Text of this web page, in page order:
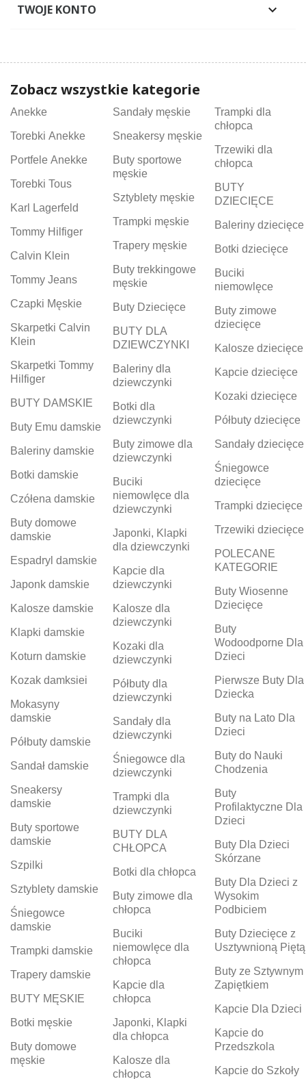
TWOJE KONTO 
Zobacz wszystkie kategorie
Anekke
Torebki Anekke
Portfele Anekke
Torebki Tous
Karl Lagerfeld
Tommy Hilfiger
Calvin Klein
Tommy Jeans
Czapki Męskie
Skarpetki Calvin
Klein
Skarpetki Tommy
Hilfiger
BUTY DAMSKIE
Buty Emu damskie
Baleriny damskie
Botki damskie
Czółena damskie
Buty domowe
damskie
Espadryl damskie
Japonk damskie
Kalosze damskie
Klapki damskie
Koturn damskie
Kozak damksiei
Mokasyny
damskie
Półbuty damskie
Sandał damskie
Sneakersy
damskie
Buty sportowe
damskie
Szpilki
Sztyblety damskie
Śniegowce
damskie
Trampki damskie
Trapery damskie
BUTY MĘSKIE
Botki męskie
Buty domowe
męskie
Sandały męskie
Sneakersy męskie
Buty sportowe
męskie
Sztyblety męskie
Trampki męskie
Trapery męskie
Buty trekkingowe
męskie
Buty Dziecięce
BUTY DLA
DZIEWCZYNKI
Baleriny dla
dziewczynki
Botki dla
dziewczynki
Buty zimowe dla
dziewczynki
Buciki
niemowlęce dla
dziewczynki
Japonki, Klapki
dla dziewczynki
Kapcie dla
dziewczynki
Kalosze dla
dziewczynki
Kozaki dla
dziewczynki
Półbuty dla
dziewczynki
Sandały dla
dziewczynki
Śniegowce dla
dziewczynki
Trampki dla
dziewczynki
BUTY DLA
CHŁOPCA
Botki dla chłopca
Buty zimowe dla
chłopca
Buciki
niemowlęce dla
chłopca
Kapcie dla
chłopca
Japonki, Klapki
dla chłopca
Kalosze dla
chłopca
Trampki dla
chłopca
Trzewiki dla
chłopca
BUTY
DZIECIĘCE
Baleriny dziecięce
Botki dziecięce
Buciki
niemowlęce
Buty zimowe
dziecięce
Kalosze dziecięce
Kapcie dziecięce
Kozaki dziecięce
Półbuty dziecięce
Sandały dziecięce
Śniegowce
dziecięce
Trampki dziecięce
Trzewiki dziecięce
POLECANE
KATEGORIE
Buty Wiosenne
Dziecięce
Buty
Wodoodporne Dla
Dzieci
Pierwsze Buty Dla
Dziecka
Buty na Lato Dla
Dzieci
Buty do Nauki
Chodzenia
Buty
Profilaktyczne Dla
Dzieci
Buty Dla Dzieci
Skórzane
Buty Dla Dzieci z
Wysokim
Podbiciem
Buty Dziecięce z
Usztywnioną Piętą
Buty ze Sztywnym
Zapiętkiem
Kapcie Dla Dzieci
Kapcie do
Przedszkola
Kapcie do Szkoły